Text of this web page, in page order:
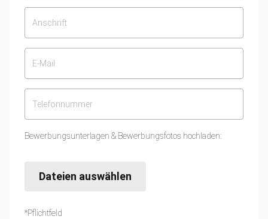
Bewerbungsunterlagen & Bewerbungsfotos hochladen:
Dateien auswählen
*Pflichtfeld